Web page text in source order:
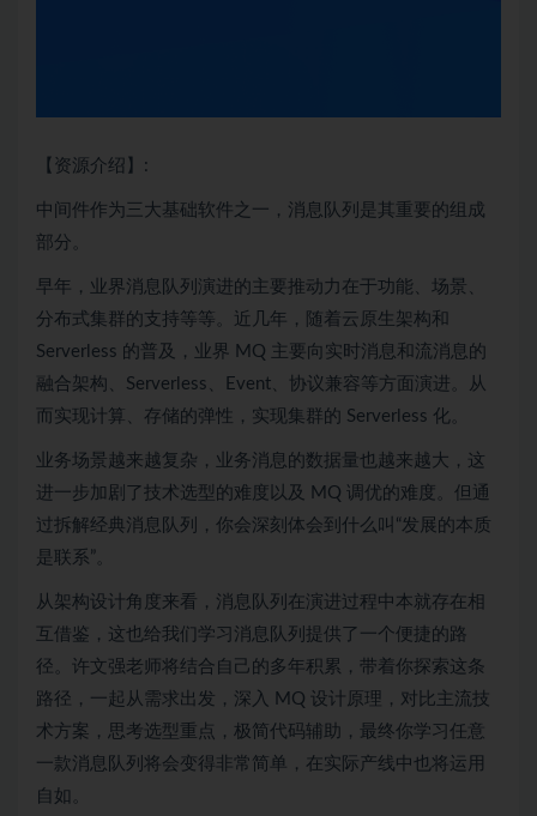
【资源介绍】:
中间件作为三大基础软件之一，消息队列是其重要的组成
部分。
早年，业界消息队列演进的主要推动力在于功能、场景、
分布式集群的支持等等。近几年，随着 云原生 架构和
Serverless 的普及，业界 MQ 主要向实时消息和流消息的
融合架构、Serverless、Event、协议兼容等方面演进。从
而实现计算、存储的弹性，实现集群的 Serverless 化。
业务场景越来越复杂，业务消息的数据量也越来越大，这
进一步加剧了技术选型的难度以及 MQ 调优的难度。但通
过拆解经典消息队列，你会深刻体会到什么叫“发展的本质
是联系”。
从架构设计角度来看，消息队列在演进过程中本就存在相
互借鉴，这也给我们学习消息队列提供了一个便捷的路
径。许文强老师将结合自己的多年积累，带着你探索这条
路径，一起从需求出发，深入 MQ 设计原理，对比主流技
术方案，思考选型重点，极简代码辅助，最终你学习任意
一款消息队列将会变得非常简单，在实际产线中也将运用
自如。